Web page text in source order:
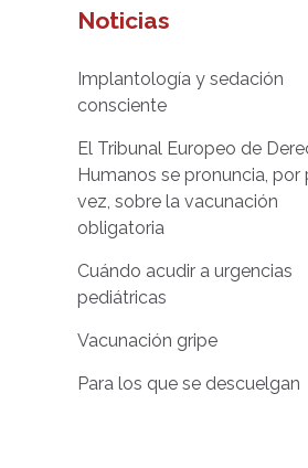
Noticias
Implantología y sedación
consciente
El Tribunal Europeo de
Humanos se pronuncia, por
vez, sobre la vacunación
obligatoria
Cuándo acudir a urgencias
pediátricas
Vacunación gripe
Para los que se descuelgan